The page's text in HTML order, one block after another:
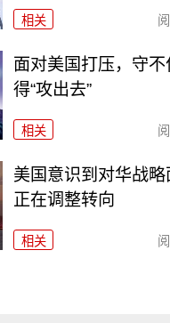
相关
面对美国打压，守
得“攻出去”
相关
美国意识到对华战略
正在调整转向
相关